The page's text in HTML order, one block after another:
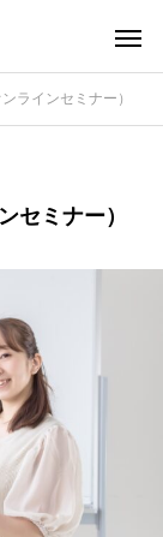
ラインセミナー）
セミナー）